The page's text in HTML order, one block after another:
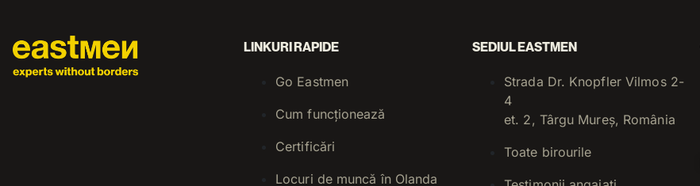
LINKURI RAPIDE
Go Eastmen
Cum funcționează
Certificări
Locuri de muncă în Olanda
SEDIUL EASTMEN
Strada Dr. Knopfler Vilmos 2-
4
et. 2, Târgu Mureș, România
Toate birourile